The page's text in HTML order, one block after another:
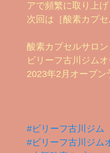
アで頻繁に取り上
次回は［酸素カプ
酸素カプセルサロン
ビリーフ古川ジム
2023年2月オープン
#ビリーフ古川ジム
#ビリーフ古川ジム